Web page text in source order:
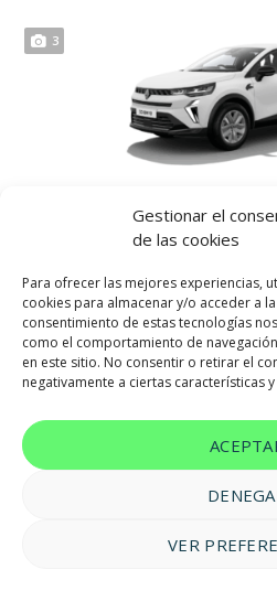
Gestionar el
de las cookies
Para ofrecer las mejores experiencias,
cookies para almacenar y/o acceder a
consentimiento de estas tecnologías
como el comportamiento de
en este sitio. No consentir o retirar el
negativamente a ciertas características
VER
3
RENAULT SYMBIOZ
Híbrido(HEV) 160cv